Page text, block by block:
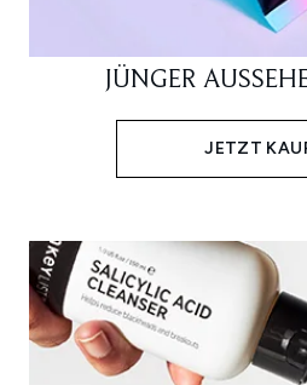
JÜNGER
JETZT